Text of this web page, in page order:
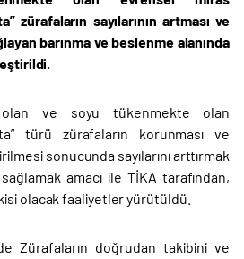
zürafaların sayılarının artması ve
barınma ve beslenme alanında
ve soyu tükenmekte olan
türü zürafaların korunması ve
sonucunda sayılarını arttırmak
sağlamak amacı ile TİKA tarafından,
olacak faaliyetler yürütüldü.
Zürafaların doğrudan takibini ve